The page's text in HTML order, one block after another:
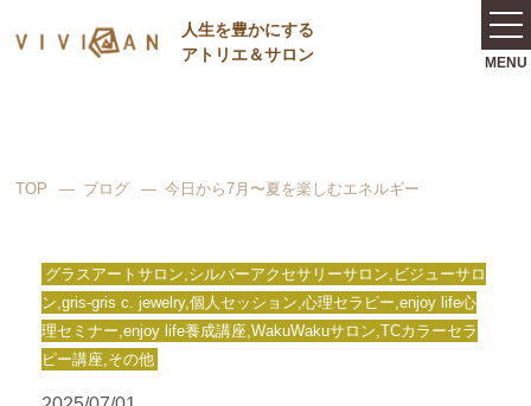
⼈⽣を豊かにする
アトリエ＆サロン
TOP ブログ 今日から7月〜夏を楽しむエネルギー
グラスアートサロン,シルバーアクセサリーサロン,ビジューサロ
ン,gris-gris c. jewelry,個人セッション,心理セラピー,enjoy life心
理セミナー,enjoy life養成講座,WakuWakuサロン,TCカラーセラ
ピー講座,その他